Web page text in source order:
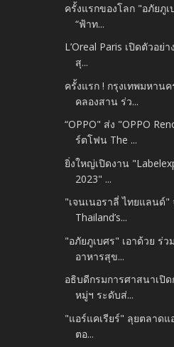
ครั้งแรกของโลก "อภัยภู
“ฟ้าท...
L’Oreal Paris เปิดตัวอ
สุ...
ครั้งแรก ! กรุงเทพมหาน
คลองสาน ร่ว...
“OPPO" ส่ง "OPPO
ร์ตโฟน The ...
ยิ่งใหญ่เปิดงาน
2023" ...
"เจนเนอราลี่ ไทยแลนด์"
Thailand’s...
"อภัยภูเบศร" เอาด้วย ร่ว
อาหารสุข...
อธิบดีกรมการศาสนาเปิ
หมู่ฯ ระดับส่...
"แอร์แคเรียร์" ลุยตลาดแ
ตอ...